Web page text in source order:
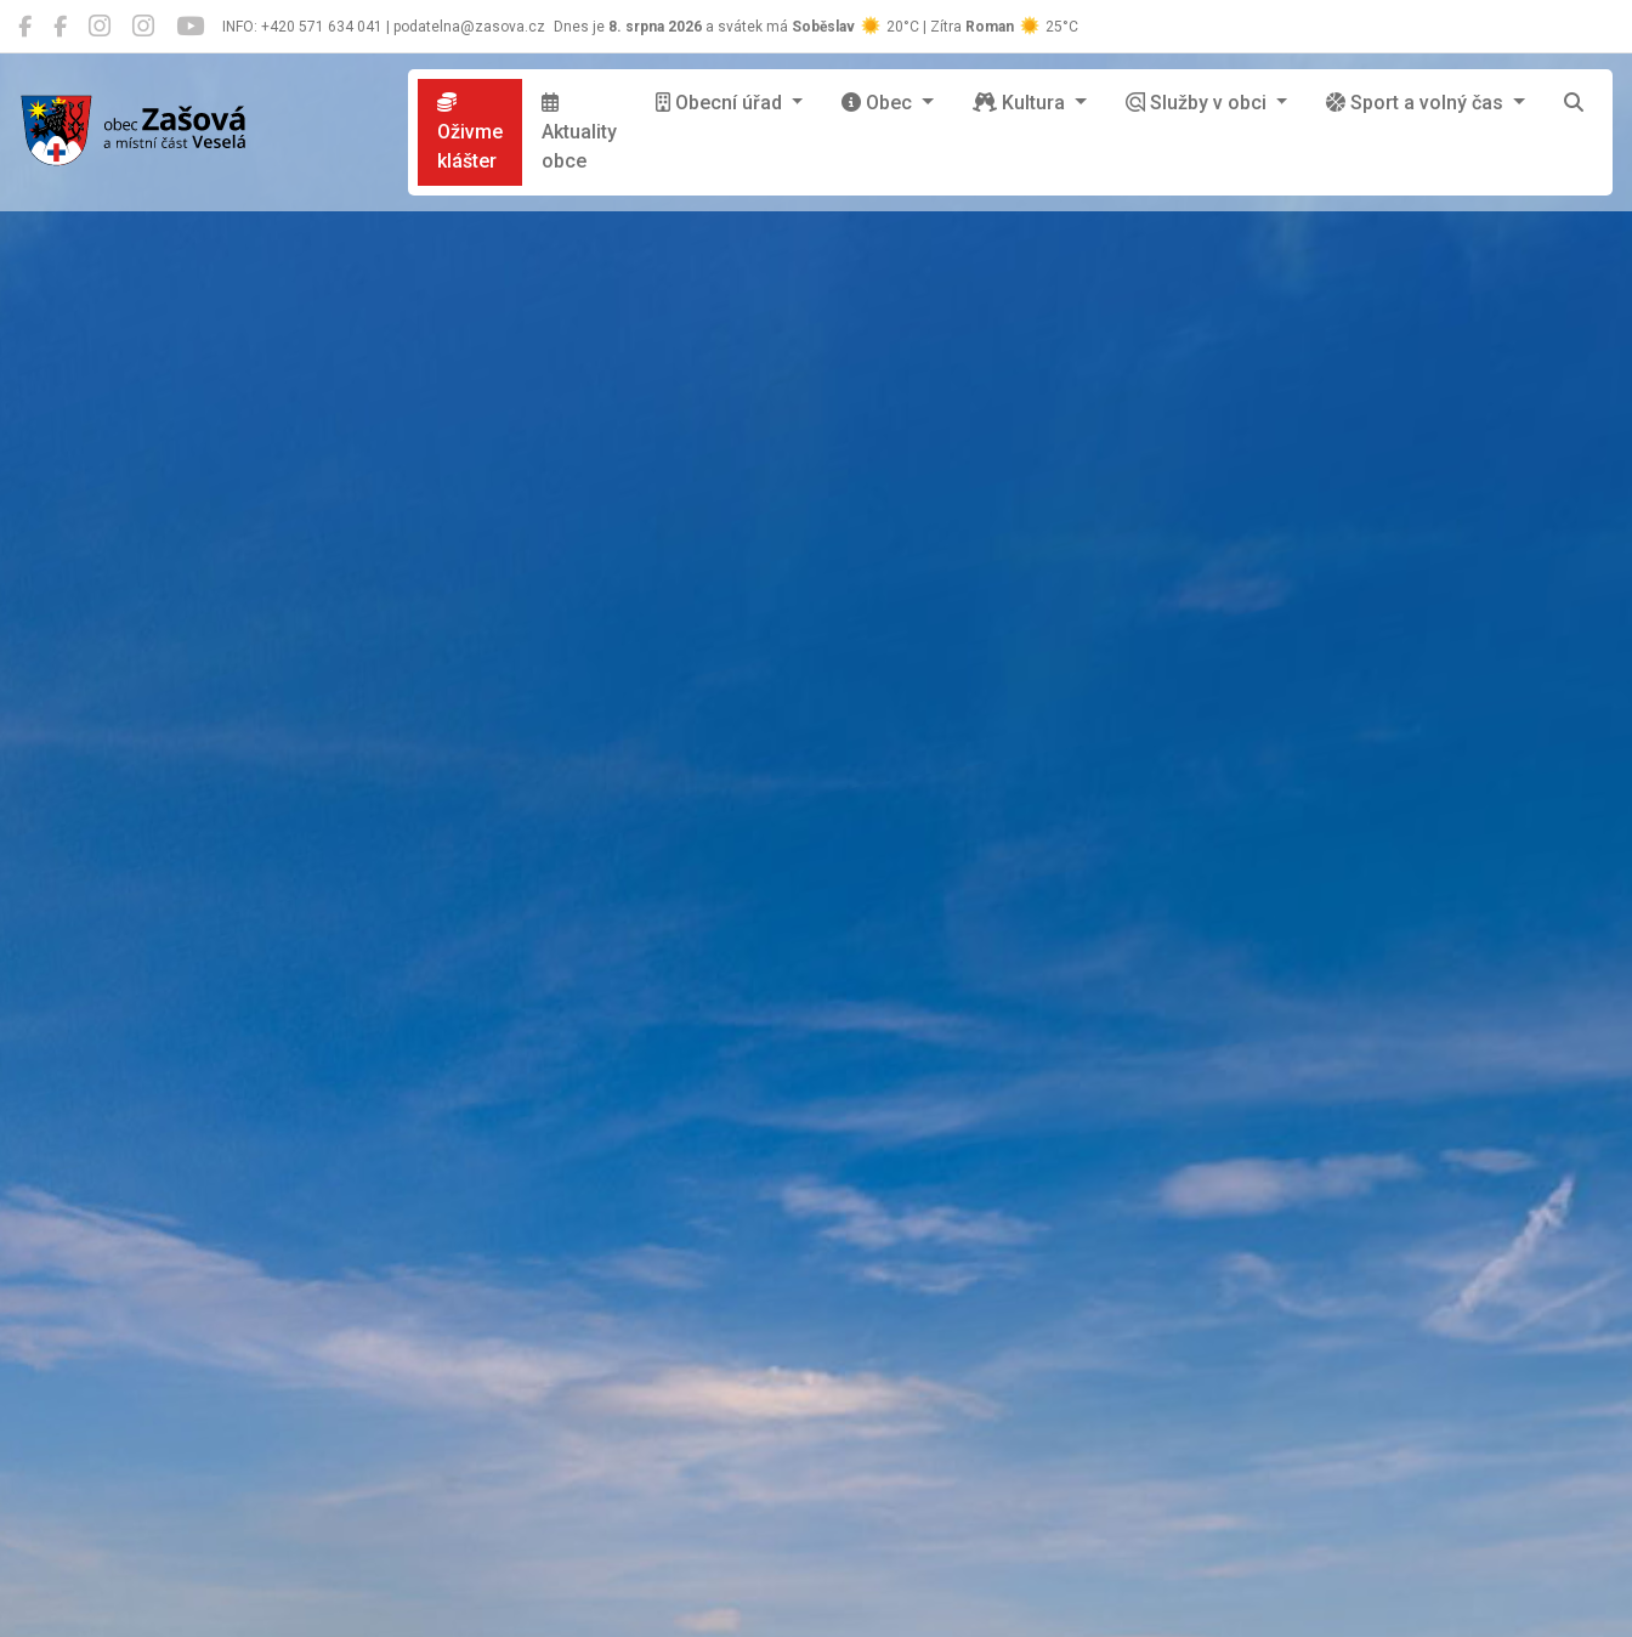
INFO: +420 571 634 041 | podatelna@zasova.cz Dnes je 8. srpna 2026 a svátek má Soběslav 20°C | Zítra Roman 25°C
Zašová
Oživme
klášter
Aktuality
obce
Obecní úřad Obec Kultura Služby v obci Sport a volný čas